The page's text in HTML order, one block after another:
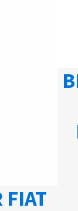
FIAT